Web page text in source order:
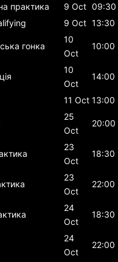
практика 9 Oct 09:30
9 Oct 13:30
гонка
10
Oct
10:00
10
Oct
14:00
11 Oct 13:00
25
Oct
20:00
23
Oct
18:30
23
Oct
22:00
24
Oct
18:30
24
Oct
22:00